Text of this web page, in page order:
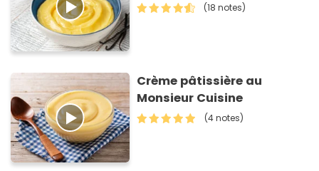
(18 notes)
Crème pâtissière au
Monsieur Cuisine
(4 notes)